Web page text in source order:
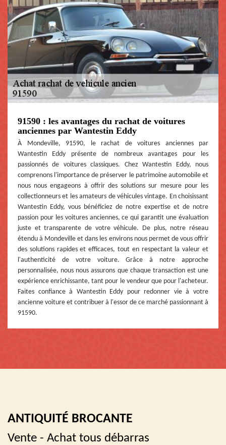
91590 : les avantages du rachat de voitures
anciennes par Wantestin Eddy
À Mondeville, 91590, le rachat de voitures anciennes par
Wantestin Eddy présente de nombreux avantages pour les
passionnés de voitures classiques. Chez Wantestin Eddy, nous
comprenons l'importance de préserver le patrimoine automobile et
nous nous engageons à offrir des solutions sur mesure pour les
collectionneurs et les amateurs de véhicules vintage. En choisissant
Wantestin Eddy, vous bénéficiez de notre expertise et de notre
passion pour les voitures anciennes, ce qui garantit une évaluation
juste et transparente de votre véhicule. De plus, notre réseau
étendu à Mondeville et dans les environs nous permet de vous offrir
des solutions rapides et efficaces, tout en respectant la valeur et
l'authenticité de votre voiture. Grâce à notre approche
personnalisée, nous nous assurons que chaque transaction est une
expérience enrichissante, tant pour le vendeur que pour l'acheteur.
Faites confiance à Wantestin Eddy pour redonner vie à votre
ancienne voiture et contribuer à l'essor de ce marché passionnant à
91590.
ANTIQUITÉ BROCANTE
Vente - Achat tous débarras